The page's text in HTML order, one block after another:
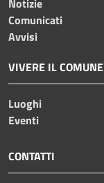
Comunicati
Avvisi
VIVERE IL COMUNE
Luoghi
Eventi
CONTATTI